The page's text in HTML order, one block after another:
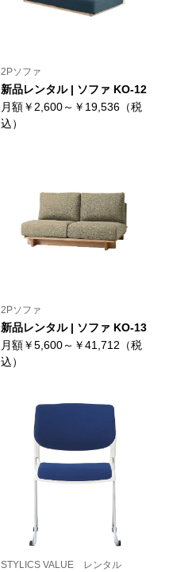
2Pソファ
新品レンタル | ソファ KO-12
月額￥2,600～￥19,536（税
込）
2Pソファ
新品レンタル | ソファ KO-13
月額￥5,600～￥41,712（税
込）
STYLICS VALUE レンタル